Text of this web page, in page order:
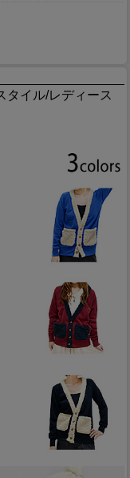
イル/レディース